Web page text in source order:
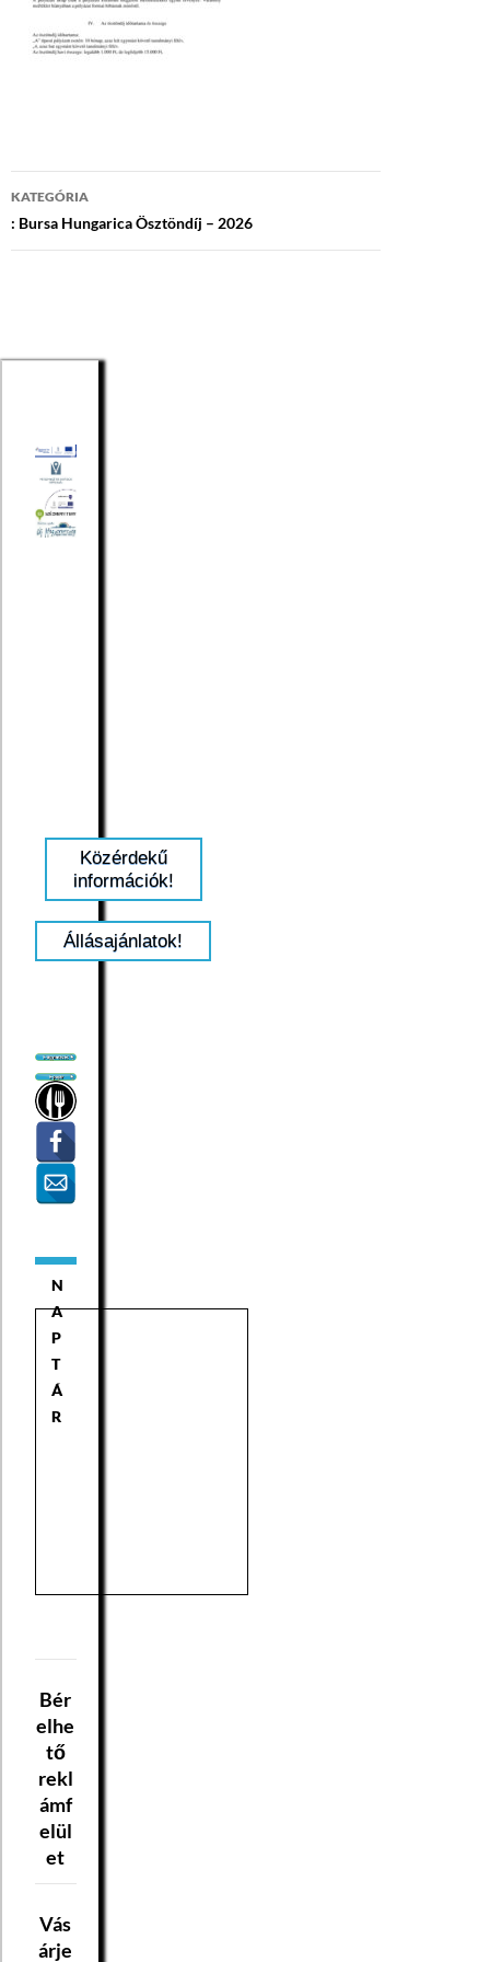
Bejegyzés
navigáció
KATEGÓRIA
: Bursa Hungarica Ösztöndíj – 2026
Közérdekű
információk!
Állásajánlatok!
N
A
P
T
Á
R
Bér
elhe
tő
rekl
ámf
elül
et
Vás
árje